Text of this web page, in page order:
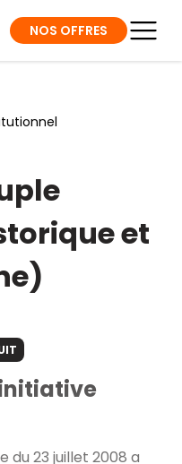
NOS OFFRES
et
du 23 juillet 2008 a